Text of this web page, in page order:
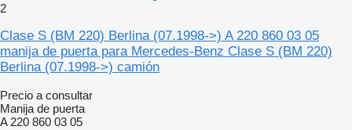
2
Clase S (BM 220) Berlina (07.1998->) A 220 860 03 05
manija de puerta para Mercedes-Benz Clase S (BM 220)
Berlina (07.1998->) camión
Precio a consultar
Manija de puerta
A 220 860 03 05